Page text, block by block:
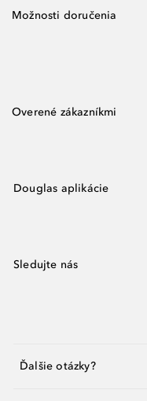
Možnosti doručenia
Overené zákazníkmi
Douglas aplikácie
Sledujte nás
Ďalšie otázky?